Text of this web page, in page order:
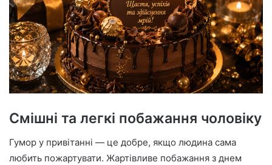
Смішні та легкі побажання чоловіку
Гумор у привітанні — це добре, якщо людина сама
любить пожартувати. Жартівливе побажання з днем